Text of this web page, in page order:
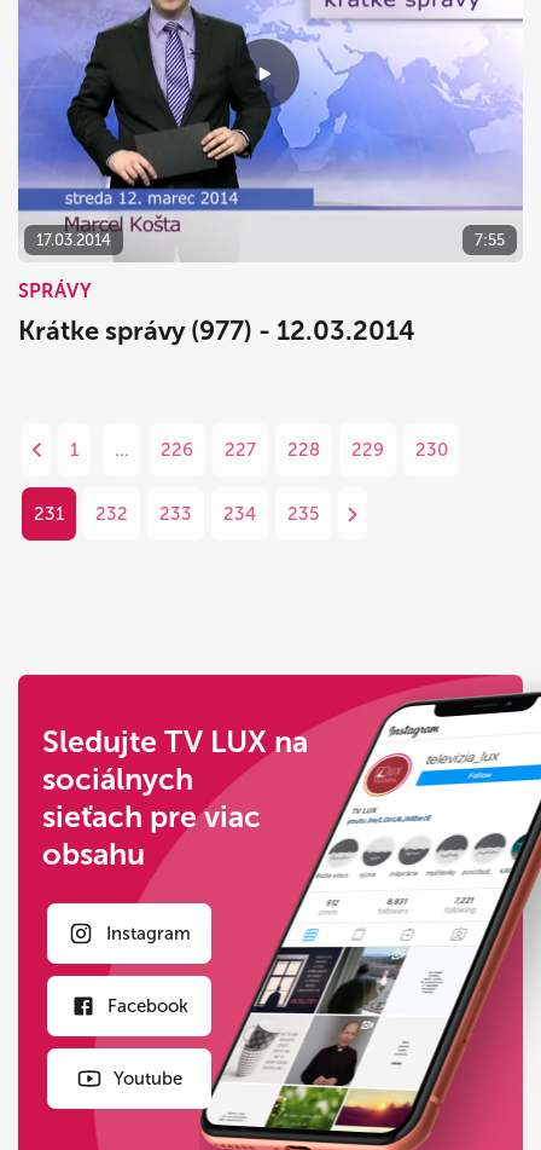
17.03.2014 7:55
SPRÁVY
Krátke správy (977) - 12.03.2014
1 ... 226 227 228 229 230
231 232 233 234 235
Sledujte TV LUX na
sociálnych
sieťach pre viac
obsahu
Instagram
Facebook
Youtube